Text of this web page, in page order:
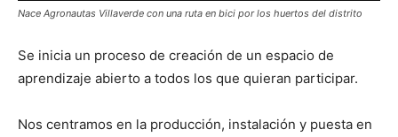
Nace Agronautas Villaverde con una ruta en bici por los huertos del distrito
Se inicia un proceso de creación de un espacio de
aprendizaje abierto a todos los que quieran participar.
Nos centramos en la producción, instalación y puesta en